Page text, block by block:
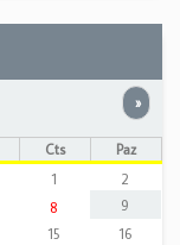
»
Cts
Paz
1
2
8
9
15
16